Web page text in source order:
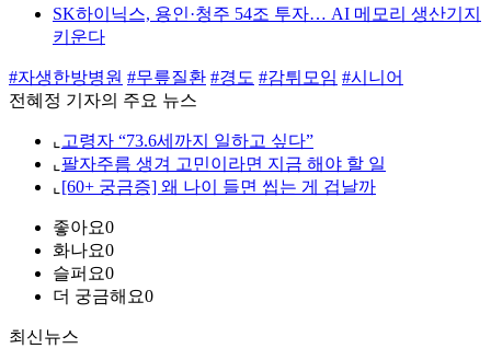
SK하이닉스, 용인·청주 54조 투자… AI 메모리 생산기지
키운다
#자생한방병원 #무릎질환 #경도 #감튀모임 #시니어
전혜정 기자의 주요 뉴스
⌞ 고령자 “73.6세까지 일하고 싶다”
⌞ 팔자주름 생겨 고민이라면 지금 해야 할 일
⌞ [60+ 궁금증] 왜 나이 들면 씹는 게 겁날까
좋아요0
화나요0
슬퍼요0
더 궁금해요0
최신뉴스